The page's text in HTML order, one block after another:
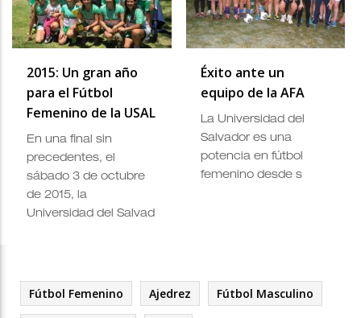
2015: Un gran año
para el Fútbol
Femenino de la USAL
En una final sin
precedentes, el
sábado 3 de octubre
de 2015, la
Universidad del Salvad
Éxito ante un
equipo de la AFA
La Universidad del
Salvador es una
potencia en fútbol
femenino desde s
Fútbol Femenino Ajedrez Fútbol Masculino